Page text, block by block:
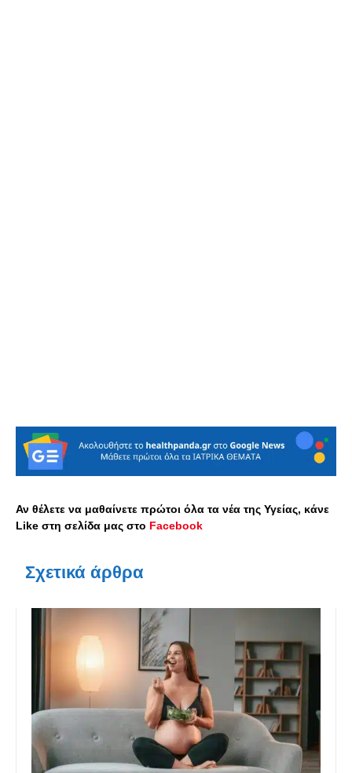
Αν θέλετε να μαθαίνετε πρώτοι όλα τα νέα της Υγείας, κάνε
Like στη σελίδα μας στο Facebook
Σχετικά άρθρα